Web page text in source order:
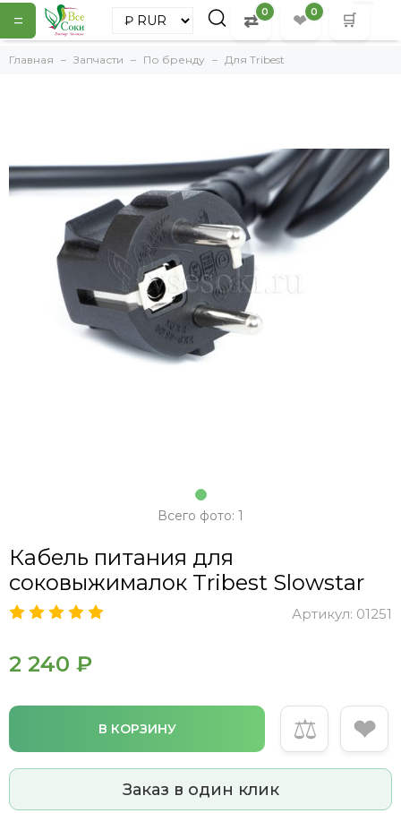
= ⇄ 0 ❤ 0 🛒
Главная Запчасти По бренду Для Tribest
Всего фото: 1
Кабель питания для
соковыжималок Tribest Slowstar
Артикул: 01251
2 240 ₽
В КОРЗИНУ ⚖ ❤
Заказ в один клик